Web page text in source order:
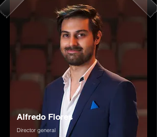
Alfredo Flores
Director general